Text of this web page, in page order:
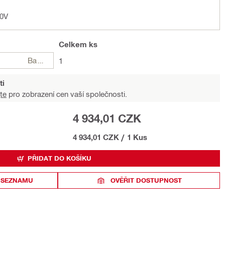
Celkem ks
1
pro zobrazení cen vaší společnosti.
4 934,01 CZK
4 934,01 CZK / 1 Kus
PŘIDAT DO KOŠÍKU
OVĚŘIT DOSTUPNOST